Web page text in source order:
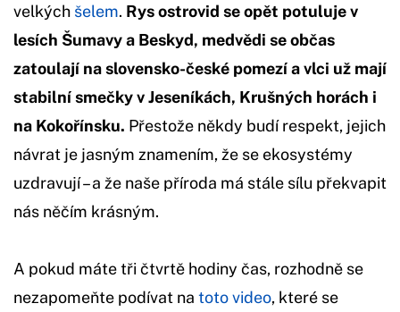
velkých šelem. Rys ostrovid se opět potulujev
lesích Šumavy a Beskyd, medvědi se občas
zatoulají naslovensko-české pomezí a vlci už mají
stabilní smečky v Jeseníkách, Krušných horách i
na Kokořínsku. Přestože někdy budí respekt, jejich
návrat je jasným znamením, že se ekosystémy
uzdravují – a že naše příroda má stále sílu překvapit
nás něčím krásným.
A pokud máte tři čtvrtě hodiny čas, rozhodně se
nezapomeňte podívat na toto video, které se